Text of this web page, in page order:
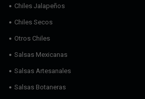
Chiles Jalapeños
Chiles Secos
Otros Chiles
Salsas Mexicanas
Salsas Artesanales
Salsas Botaneras